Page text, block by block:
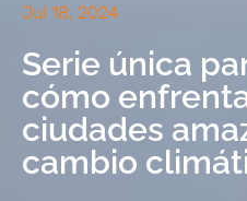
Jul 18, 2024
Serie única
cómo
ciudades
cambio